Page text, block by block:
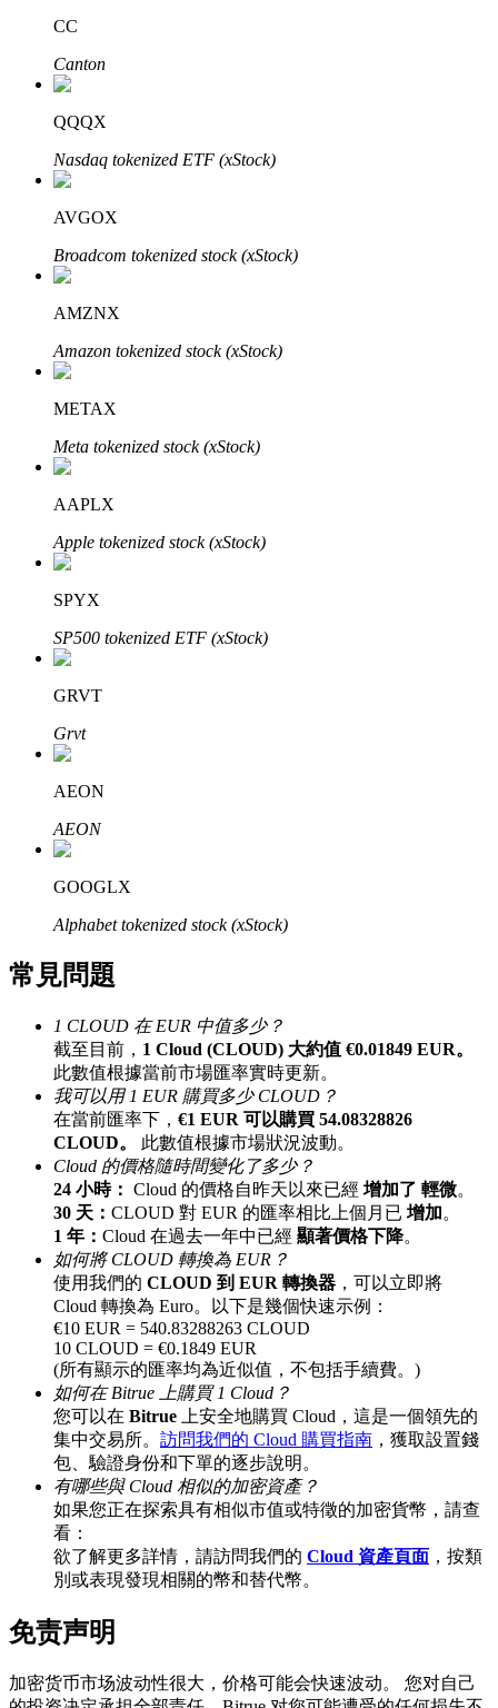
定投理财
享受活期理財及長期收益
Bitrue
合夥人計劃
Bitrue渠道合伙人
最高達65%佣金！
邀请好友
邀請朋友獲得現金獎勵
BTC 專享獎勵
BTC 專享獎勵
充值並交易BTC瓜分 25,000 USDT 獎池！
CC
Canton
QQQX
Nasdaq tokenized ETF (xStock)
AVGOX
Broadcom tokenized stock (xStock)
AMZNX
Amazon tokenized stock (xStock)
METAX
Meta tokenized stock (xStock)
AAPLX
Apple tokenized stock (xStock)
SPYX
SP500 tokenized ETF (xStock)
GRVT
Grvt
AEON
AEON
GOOGLX
Alphabet tokenized stock (xStock)
常見問題
1 CLOUD 在 EUR 中值多少？
截至目前， 1 Cloud (CLOUD) 大約值 €0.01849 EUR。
此數值根據當前市場匯率實時更新。
我可以用 1 EUR 購買多少 CLOUD？
在當前匯率下， €1 EUR 可以購買 54.08328826
CLOUD。
此數值根據市場狀況波動。
Cloud 的價格隨時間變化了多少？
24 小時： Cloud 的價格自昨天以來已經 增加了 輕微。
30 天： CLOUD 對 EUR 的匯率相比上個月已 增加。
1 年： Cloud 在過去一年中已經 顯著價格下降。
如何將 CLOUD 轉換為 EUR？
使用我們的 CLOUD 到 EUR 轉換器 ，可以立即將
Cloud 轉換為 Euro。以下是幾個快速示例：
€10 EUR = 540.83288263 CLOUD
10 CLOUD = €0.1849 EUR
(所有顯示的匯率均為近似值，不包括手續費。)
如何在 Bitrue 上購買 1 Cloud？
您可以在 Bitrue 上安全地購買 Cloud，這是一個領先的
集中交易所。 訪問我們的 Cloud 購買指南 ，獲取設置錢
包、驗證身份和下單的逐步說明。
有哪些與 Cloud 相似的加密資產？
如果您正在探索具有相似市值或特徵的加密貨幣，請查
看：
欲了解更多詳情，請訪問我們的 Cloud 資產頁面 ，按類
別或表現發現相關的幣和替代幣。
免责声明
加密货币市场波动性很大，价格可能会快速波动。 您对自己